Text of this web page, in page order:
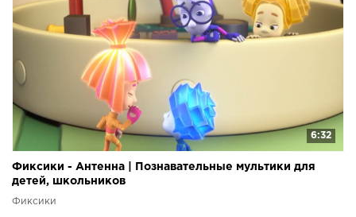
6:32
Фиксики - Антенна | Познавательные мультики для
детей, школьников
Фиксики